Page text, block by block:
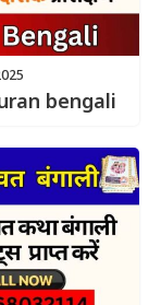
puran bengali